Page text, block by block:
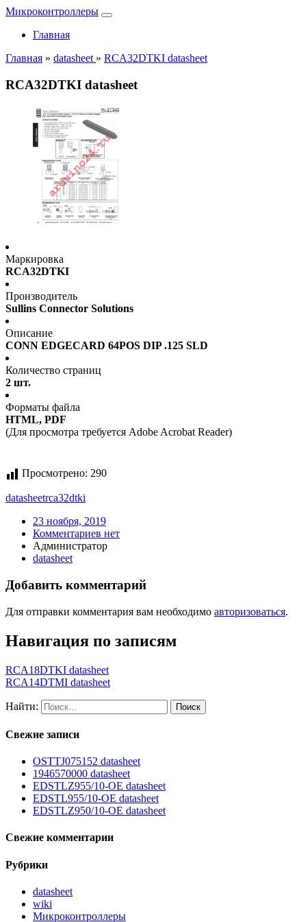
Микроконтроллеры
Главная
Главная » datasheet » RCA32DTKI datasheet
RCA32DTKI datasheet
Маркировка
RCA32DTKI
Производитель
Sullins Connector Solutions
Описание
CONN EDGECARD 64POS DIP .125 SLD
Количество страниц
2 шт.
Форматы файла
HTML, PDF
(Для просмотра требуется Adobe Acrobat Reader)
Просмотрено: 290
datasheetrca32dtki
23 ноября, 2019
Комментариев нет
Администратор
datasheet
Добавить комментарий
Для отправки комментария вам необходимо авторизоваться.
Навигация по записям
RCA18DTKI datasheet
RCA14DTMI datasheet
Найти:
Свежие записи
OSTTJ075152 datasheet
1946570000 datasheet
EDSTLZ955/10-OE datasheet
EDSTL955/10-OE datasheet
EDSTLZ950/10-OE datasheet
Свежие комментарии
Рубрики
datasheet
wiki
Микроконтроллеры